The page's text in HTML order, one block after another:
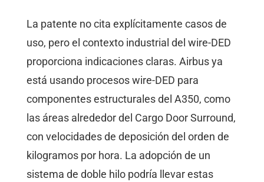
La patente no cita explícitamente casos de
uso, pero el contexto industrial del wire-DED
proporciona indicaciones claras. Airbus ya
está usando procesos wire-DED para
componentes estructurales del A350, como
las áreas alrededor del Cargo Door Surround,
con velocidades de deposición del orden de
kilogramos por hora. La adopción de un
sistema de doble hilo podría llevar estas